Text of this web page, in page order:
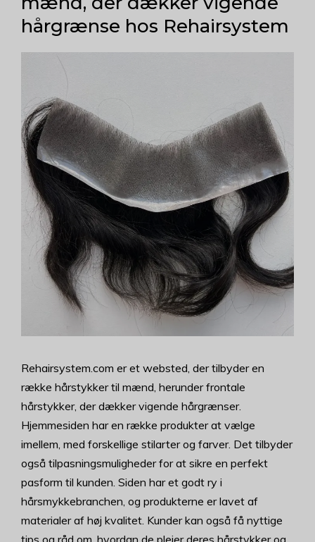
hårgrænse hos Rehairsystem
Rehairsystem.com er et websted, der tilbyder en
række hårstykker til mænd, herunder frontale
hårstykker, der dækker vigende hårgrænser.
Hjemmesiden har en række produkter at vælge
imellem, med forskellige stilarter og farver. Det tilbyder
også tilpasningsmuligheder for at sikre en perfekt
pasform til kunden. Siden har et godt ry i
hårsmykkebranchen, og produkterne er lavet af
materialer af høj kvalitet. Kunder kan også få nyttige